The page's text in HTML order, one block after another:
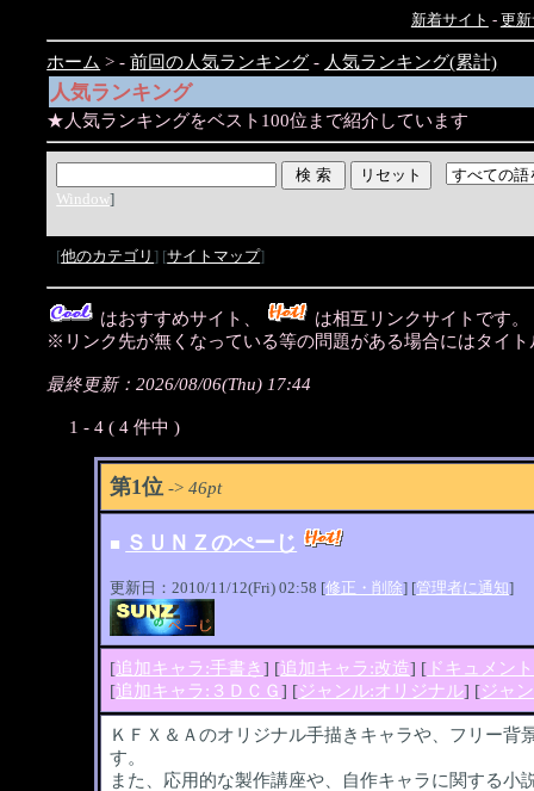
新着サイト - 更
ホーム > -前回の人気ランキング - 人気ランキング(累計)
人気ランキング
★人気ランキングをベスト100位まで紹介しています
Window]
[他のカテゴリ] [サイトマップ]
はおすすめサイト、
は相互リンクサイトです。
※リンク先が無くなっている等の問題がある場合にはタイト
最終更新：2026/08/06(Thu) 17:44
1 - 4 ( 4 件中 )
第1位 ->46pt
■ ＳＵＮＺのぺーじ
更新日：2010/11/12(Fri) 02:58 [修正・削除] [管理者に通知]
[追加キャラ:手書き] [追加キャラ:改造] [ ドキュメン
[追加キャラ:３ＤＣＧ] [ジャンル:オリジナル] [ジャ
ＫＦＸ＆Ａのオリジナル手描きキャラや、フリー背
す。
また、応用的な製作講座や、自作キャラに関する小